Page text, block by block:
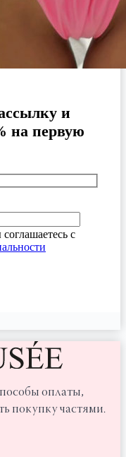
и
на первую
с
оплаты,
покупку частями.